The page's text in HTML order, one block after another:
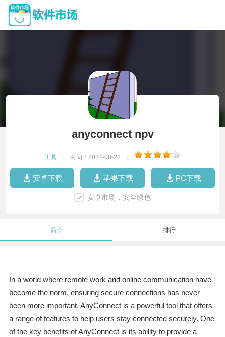
anyconnect npv
工具 时间：2024-08-22
安卓下载 苹果下载 PC下载
安卓市场，安全绿色
简介 排行
In a world where remote work and online communication have
become the norm, ensuring secure connections has never
been more important. AnyConnect is a powerful tool that offers
a range of features to help users stay connected securely. One
of the key benefits of AnyConnect is its ability to provide a